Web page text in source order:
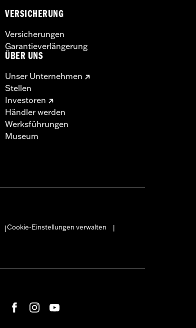
VERSICHERUNG
Versicherungen
Garantieverlängerung
ÜBER UNS
Unser Unternehmen
Stellen
Investoren
Händler werden
Werksführungen
Museum
Cookie-Einstellungen verwalten